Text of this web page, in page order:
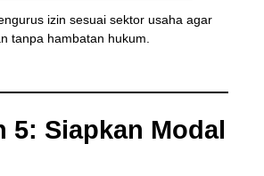
izin sesuai sektor usaha agar
tanpa hambatan hukum.
5: Siapkan Modal